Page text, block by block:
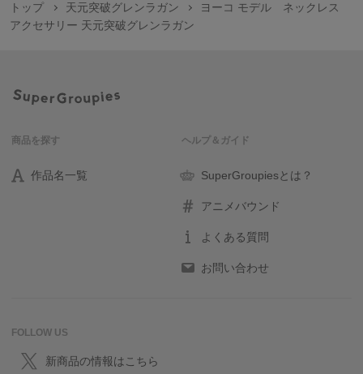
トップ 天元突破グレンラガン
ヨーコ モデル ネックレス
アクセサリー 天元突破グレンラガン
商品を探す
作品名一覧
ヘルプ＆ガイド
SuperGroupiesとは？
アニメバウンド
よくある質問
お問い合わせ
FOLLOW US
新商品の情報はこちら